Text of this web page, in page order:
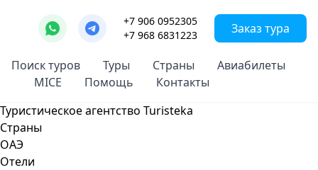
+7 906 0952305
+7 968 6831223
Заказ тура
Поиск туров Туры Страны
Авиабилеты
MICE
Помощь
Контакты
Туристическое агентство Turisteka
Страны
ОАЭ
Отели